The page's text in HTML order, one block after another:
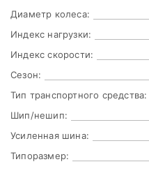
Диаметр колеса:
Индекс нагрузки:
Индекс скорости:
Сезон:
Тип транспортного средства:
Шип/нешип:
Усиленная шина:
Типоразмер: